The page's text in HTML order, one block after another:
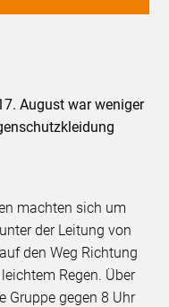
August war weniger
machten sich um
der Leitung von
den Weg Richtung
Regen. Über
Gruppe gegen 8 Uhr